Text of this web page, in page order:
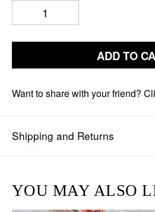
ADD TO
Shipping and Returns
Want to share with your friend?
YOU MAY ALSO